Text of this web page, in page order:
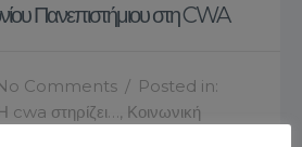
Πανεπιστήμιου στη CWA
Comments / Posted in:
cwa στηρίζει…, Κοινωνική